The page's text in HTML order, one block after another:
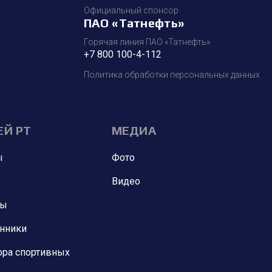
Официальный спонсор
ПАО «Татнефть»
Горячая линия ПАО «Татнефть»
+7 800 100-4-112
Политика обработки персональных данных
РТ
спортивных
МЕДИА
Фото
Видео